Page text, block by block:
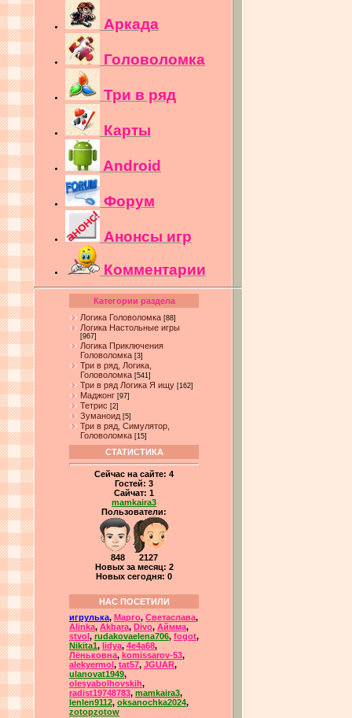
Аркада
Головоломка
Три в ряд
Карты
Android
Форум
Анонсы игр
Комментарии
Категории раздела
Логика Головоломка [88]
Логика Настольные игры
[967]
Логика Приключения
Головоломка [3]
Три в ряд, Логика,
Головоломка [541]
Три в ряд Логика Я ищу [162]
Маджонг [97]
Тетрис [2]
Зуманоид [5]
Три в ряд, Симулятор,
Головоломка [15]
СТАТИСТИКА
Сейчас на сайте: 4
Гостей: 3
Сайчат: 1
mamkaira3
Пользователи:
848 2127
Новых за месяц: 2
Новых сегодня: 0
НАС ПОСЕТИЛИ
игрулька, Марго, Светаслава,
Alinka, Akbara, Divo, Аймма,
stvol , rudakovaelena706, fogot,
Nikita1, lidya, 4e4a68,
Лёньковна, komissarov-53,
alekyermol , tat57, JGUAR,
ulanovat1949,
olesyabolhovskih,
radist19748783, mamkaira3,
lenlen9112, oksanochka2024,
zotopzotow